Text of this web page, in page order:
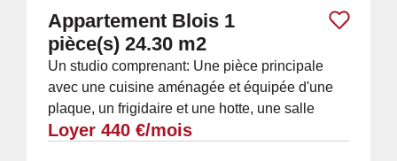
Appartement Blois 1
pièce(s) 24.30 m2
Un studio comprenant: Une pièce principale
avec une cuisine aménagée et équipée d'une
plaque, un frigidaire et une hotte, une salle
d'eau avec WC et une mezzanine
Loyer 440 €/mois